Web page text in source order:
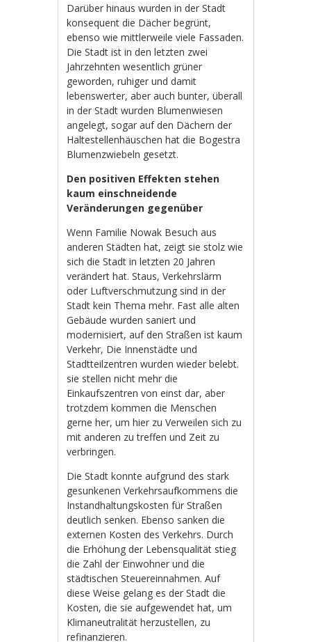
Darüber hinaus wurden in der Stadt
konsequent die Dächer begrünt,
ebenso wie mittlerweile viele Fassaden.
Die Stadt ist in den letzten zwei
Jahrzehnten wesentlich grüner
geworden, ruhiger und damit
lebenswerter, aber auch bunter, überall
in der Stadt wurden Blumenwiesen
angelegt, sogar auf den Dächern der
Haltestellenhäuschen hat die Bogestra
Blumenzwiebeln gesetzt.
Den positiven Effekten stehen
kaum einschneidende
Veränderungen gegenüber
Wenn Familie Nowak Besuch aus
anderen Städten hat, zeigt sie stolz wie
sich die Stadt in letzten 20 Jahren
verändert hat. Staus, Verkehrslärm
oder Luftverschmutzung sind in der
Stadt kein Thema mehr. Fast alle alten
Gebäude wurden saniert und
modernisiert, auf den Straßen ist kaum
Verkehr, Die Innenstädte und
Stadtteilzentren wurden wieder belebt.
sie stellen nicht mehr die
Einkaufszentren von einst dar, aber
trotzdem kommen die Menschen
gerne her, um hier zu Verweilen sich zu
mit anderen zu treffen und Zeit zu
verbringen.
Die Stadt konnte aufgrund des stark
gesunkenen Verkehrsaufkommens die
Instandhaltungskosten für Straßen
deutlich senken. Ebenso sanken die
externen Kosten des Verkehrs. Durch
die Erhöhung der Lebensqualität stieg
die Zahl der Einwohner und die
städtischen Steuereinnahmen. Auf
diese Weise gelang es der Stadt die
Kosten, die sie aufgewendet hat, um
Klimaneutralität herzustellen, zu
refinanzieren.